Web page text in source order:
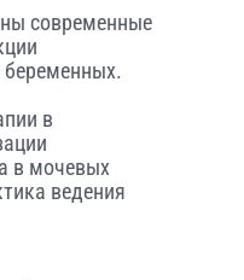
современные
в
в мочевых
ведения